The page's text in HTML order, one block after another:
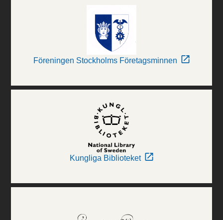
Föreningen Stockholms Företagsminnen
Kungliga Biblioteket